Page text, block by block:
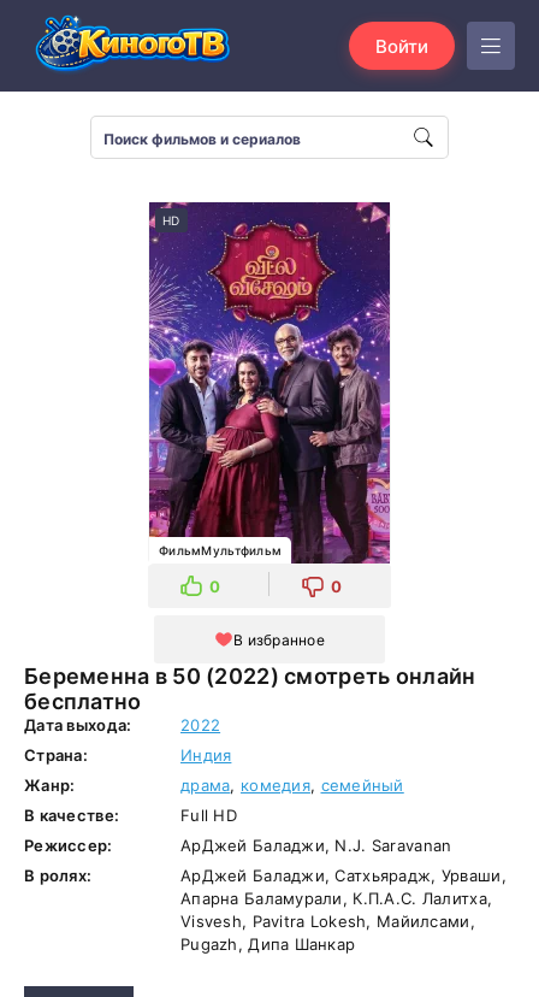
Войти
Беременна в 50 (2022) смотреть онлайн
бесплатно
HD
ФильмМультфильм
0 0
В избранное
Дата выхода:
2022
Страна:
Индия
Жанр:
драма, комедия, семейный
В качестве:
Full HD
Режиссер:
АрДжей Баладжи, N.J. Saravanan
В ролях:
АрДжей Баладжи, Сатхьярадж, Урваши,
Апарна Баламурали, К.П.А.С. Лалитха,
Visvesh, Pavitra Lokesh, Майилсами,
Pugazh, Дипа Шанкар